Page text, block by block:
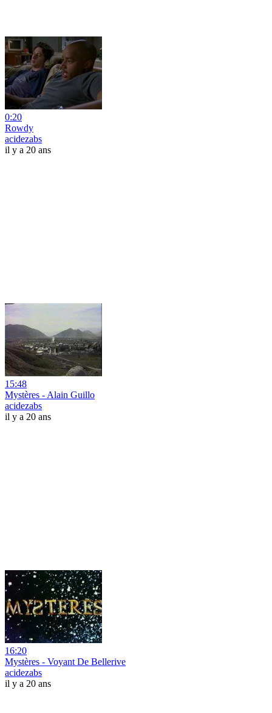
0:20
Rowdy
acidezabs
il y a 20 ans
15:48
Mystères - Alain Guillo
acidezabs
il y a 20 ans
16:20
Mystères - Voyant De Bellerive
acidezabs
il y a 20 ans